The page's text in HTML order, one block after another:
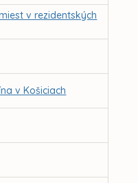
v rezidentských
v Košiciach